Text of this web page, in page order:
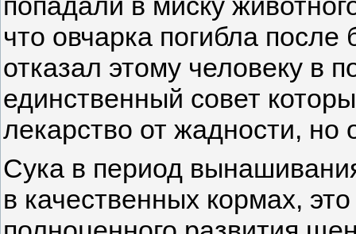
что овчарка погибла
отказал этому человеку в
единственный совет
лекарство от жадности, но
Сука в период
в качественных кормах,